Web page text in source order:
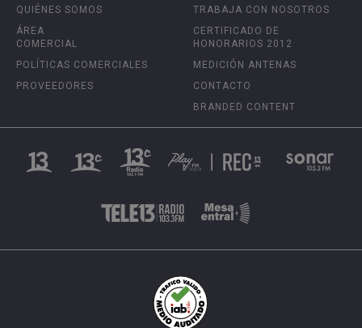
QUIÉNES SOMOS
ÁREA
COMERCIAL
POLÍTICAS COMERCIALES
PROVEEDORES
TRABAJA CON NOSOTROS
CERTIFICADO DE
HONORARIOS 2012
MEDICIÓN ANTENAS
CONTACTO
BRANDED CONTENT